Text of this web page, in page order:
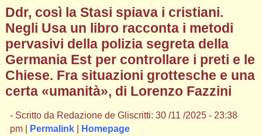
Ddr, così la Stasi spiava i cristiani.
Negli Usa un libro racconta i metodi
pervasivi della polizia segreta della
Germania Est per controllare i preti e le
Chiese. Fra situazioni grottesche e una
certa «umanità», di Lorenzo Fazzini
- Scritto da Redazione de Gliscritti: 30 /11 /2025 - 23:38
pm |
Permalink|
Homepage